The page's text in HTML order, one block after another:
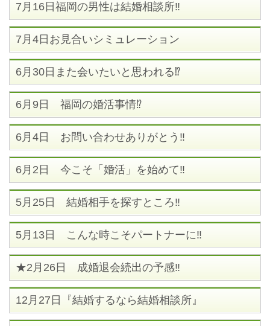
7月16日福岡の男性は結婚相談所‼
7月4日お見合いシミュレーション
6月30日また会いたいと思われる⁉
6月9日 福岡の婚活事情⁉
6月4日 お問い合わせありがとう‼
6月2日 今こそ「婚活」を始めて‼
5月25日 結婚相手を探すところ‼
5月13日 こんな時こそパートナーに‼
★2月26日 成婚退会続出の予感‼
12月27日『結婚するなら結婚相談所』